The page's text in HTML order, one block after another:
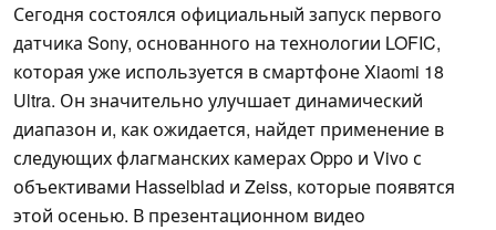
Сегодня состоялся официальный запуск первого
датчика Sony, основанного на технологии LOFIC,
которая уже используется в смартфоне Xiaomi 18
Ultra. Он значительно улучшает динамический
диапазон и, как ожидается, найдет применение в
следующих флагманских камерах Oppo и Vivo с
объективами Hasselblad и Zeiss, которые появятся
этой осенью. В презентационном видео